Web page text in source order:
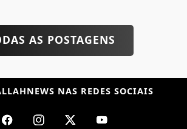
AS POSTAGENS
NAS REDES SOCIAIS